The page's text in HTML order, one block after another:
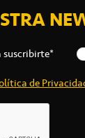
suscribirte*
de